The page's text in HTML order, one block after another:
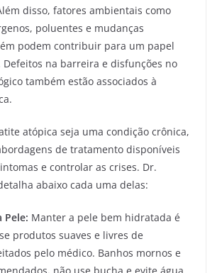
disso, fatores ambientais como
poluentes e mudanças
podem contribuir para um papel
Defeitos na barreira e disfunções no
também estão associados à
atópica seja uma condição crônica,
de tratamento disponíveis
e controlar as crises. Dr.
abaixo cada uma delas:
Pele: Manter a pele bem hidratada é
produtos suaves e livres de
pelo médico. Banhos mornos e